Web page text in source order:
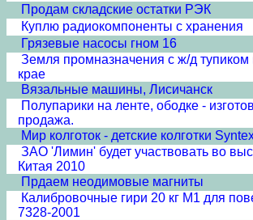
Продам складские остатки РЭК
Куплю радиокомпоненты с хранения
Грязевые насосы гном 16
Земля промназначения с ж/д тупиком
крае
Вязальные машины, Лисичанск
Полупарики на ленте, ободке -
продажа.
Мир колготок - детские колготки
ЗАО 'Лимин' будет участвовать во
Китая 2010
Прдаем неодимовые магниты
Калибровочные гири 20 кг М1 для
7328-2001